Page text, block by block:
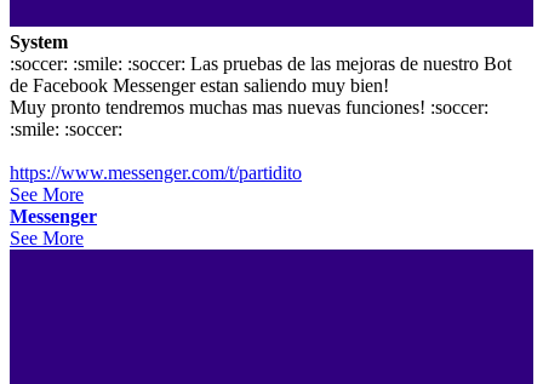
System
:soccer: :smile: :soccer: Las pruebas de las mejoras de nuestro Bot
de Facebook Messenger estan saliendo muy bien!
Muy pronto tendremos muchas mas nuevas funciones! :soccer:
:smile: :soccer:
https://www.messenger.com/t/partidito
See More
Messenger
See More